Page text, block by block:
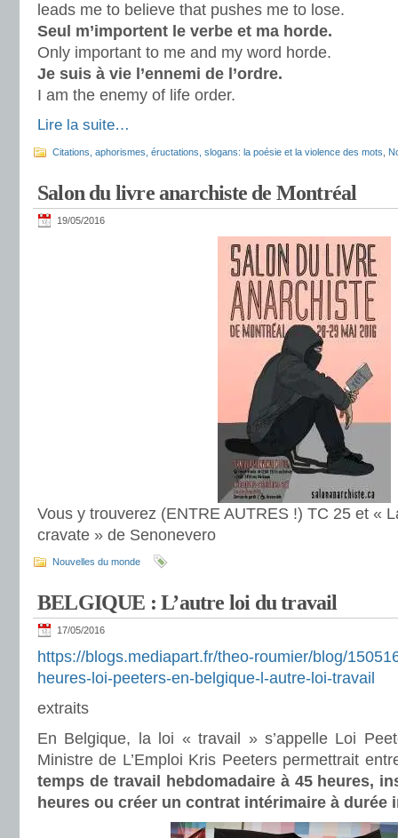
leads me to believe that pushes me to lose.
Seul m’importent le verbe et ma horde.
Only important to me and my word horde.
Je suis à vie l’ennemi de l’ordre.
I am the enemy of life order.
Lire la suite…
Citations, aphorismes, éructations, slogans: la poésie et la violence des mots
Salon du livre anarchiste de Montréal
19/05/2016
Vous y trouverez (ENTRE AUTRES !) TC 25 et «
cravate » de Senonevero
Nouvelles du monde
BELGIQUE : L’autre loi du travail
17/05/2016
https://blogs.mediapart.fr/theo-roumier/blog/
heures-loi-peeters-en-belgique-l-autre-loi-travail
extraits
En Belgique, la loi « travail » s’appelle Loi
Ministre de L’Emploi Kris Peeters permettrait
temps de travail hebdomadaire à 45 heures,
heures ou créer un contrat intérimaire à durée